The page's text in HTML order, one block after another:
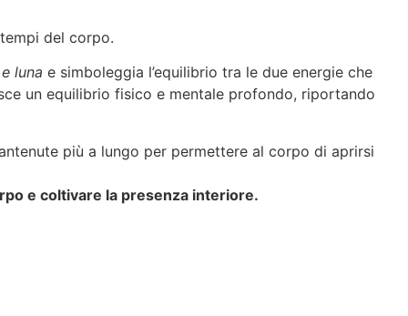
del corpo.
luna e simboleggia l’equilibrio tra le due energie che
un equilibrio fisico e mentale profondo, riportando
più a lungo per permettere al corpo di aprirsi
e coltivare la presenza interiore.